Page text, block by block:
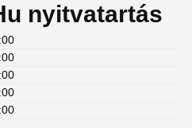
nyitvatartás